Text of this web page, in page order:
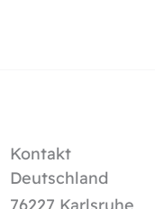
Kontakt
Deutschland